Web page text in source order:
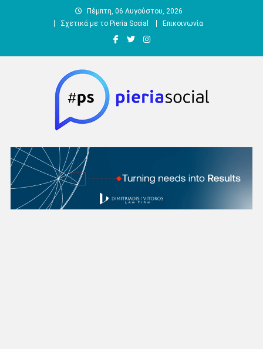
Πέμπτη, 06 Αυγούστου, 2026
Σχετικά με το Pieria Social
Επικοινωνία
Pieria Social